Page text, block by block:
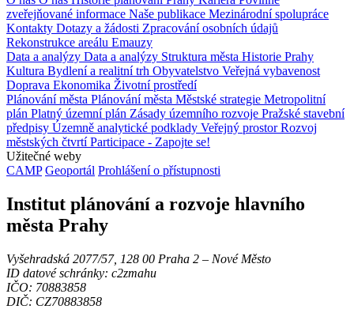
zveřejňované informace Naše publikace Mezinárodní spolupráce
Kontakty Dotazy a žádosti Zpracování osobních údajů
Rekonstrukce areálu Emauzy
Data a analýzy Data a analýzy Struktura města Historie Prahy
Kultura Bydlení a realitní trh Obyvatelstvo Veřejná vybavenost
Doprava Ekonomika Životní prostředí
Plánování města Plánování města Městské strategie Metropolitní
plán Platný územní plán Zásady územního rozvoje Pražské stavební
předpisy Územně analytické podklady Veřejný prostorRozvoj
městských čtvrtíParticipace - Zapojte se!
Užitečné weby
CAMP Geoportál Prohlášení o přístupnosti
Institut plánování a rozvoje hlavního
města Prahy
Vyšehradská 2077/57, 128 00 Praha 2 ‒ Nové Město
ID datové schránky: c2zmahu
IČO: 70883858
DIČ: CZ70883858